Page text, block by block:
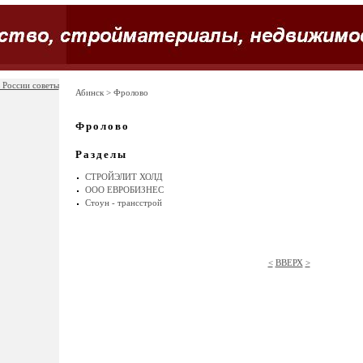
советы
Абинск> Фролово
Фролово
Разделы
СТРОЙЭЛИТ ХОЛД
OOO ЕВРОБИЗНЕС
Стоун - трансстрой
< ВВЕРХ >